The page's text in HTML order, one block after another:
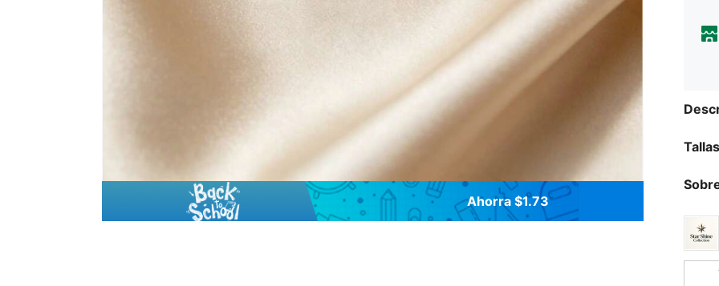
Ahorra $1.73